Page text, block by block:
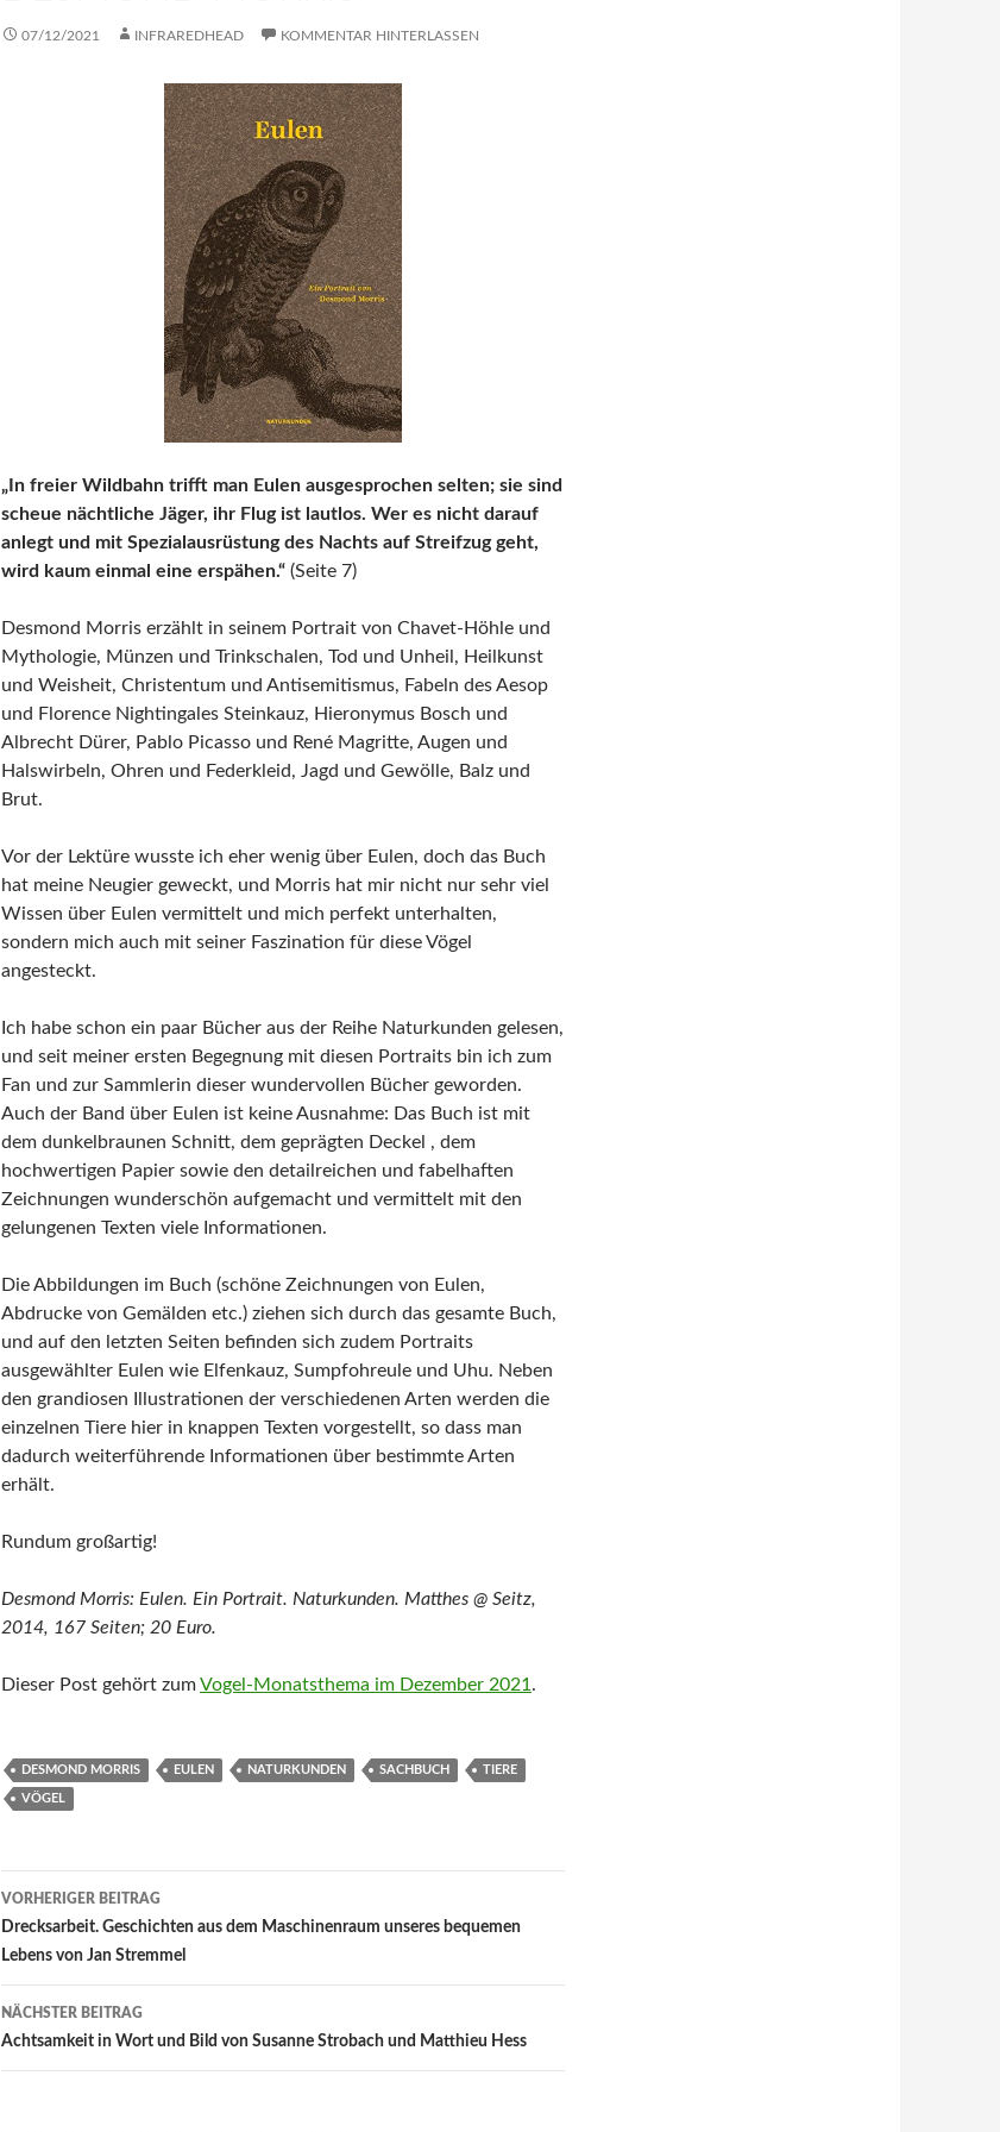
07/12/2021 INFRAREDHEAD KOMMENTAR HINTERLASSEN
„In freier Wildbahn trifft man Eulen ausgesprochen selten; sie sind
scheue nächtliche Jäger, ihr Flug ist lautlos. Wer es nicht darauf
anlegt und mit Spezialausrüstung des Nachts auf Streifzug geht,
wird kaum einmal eine erspähen.“ (Seite 7)
Desmond Morris erzählt in seinem Portrait von Chavet-Höhle und
Mythologie, Münzen und Trinkschalen, Tod und Unheil, Heilkunst
und Weisheit, Christentum und Antisemitismus, Fabeln des Aesop
und Florence Nightingales Steinkauz, Hieronymus Bosch und
Albrecht Dürer, Pablo Picasso und René Magritte, Augen und
Halswirbeln, Ohren und Federkleid, Jagd und Gewölle, Balz und
Brut.
Vor der Lektüre wusste ich eher wenig über Eulen, doch das Buch
hat meine Neugier geweckt, und Morris hat mir nicht nur sehr viel
Wissen über Eulen vermittelt und mich perfekt unterhalten,
sondern mich auch mit seiner Faszination für diese Vögel
angesteckt.
Ich habe schon ein paar Bücher aus der Reihe Naturkunden gelesen,
und seit meiner ersten Begegnung mit diesen Portraits bin ich zum
Fan und zur Sammlerin dieser wundervollen Bücher geworden.
Auch der Band über Eulen ist keine Ausnahme: Das Buch ist mit
dem dunkelbraunen Schnitt, dem geprägten Deckel , dem
hochwertigen Papier sowie den detailreichen und fabelhaften
Zeichnungen wunderschön aufgemacht und vermittelt mit den
gelungenen Texten viele Informationen.
Die Abbildungen im Buch (schöne Zeichnungen von Eulen,
Abdrucke von Gemälden etc.) ziehen sich durch das gesamte Buch,
und auf den letzten Seiten befinden sich zudem Portraits
ausgewählter Eulen wie Elfenkauz, Sumpfohreule und Uhu. Neben
den grandiosen Illustrationen der verschiedenen Arten werden die
einzelnen Tiere hier in knappen Texten vorgestellt, so dass man
dadurch weiterführende Informationen über bestimmte Arten
erhält.
Rundum großartig!
Desmond Morris: Eulen. Ein Portrait. Naturkunden. Matthes @ Seitz,
2014, 167 Seiten; 20 Euro.
Dieser Post gehört zumVogel-Monatsthema im Dezember 2021 .
DESMOND MORRIS EULEN NATURKUNDEN SACHBUCH TIERE
VÖGEL
Beitragsnavigation
VORHERIGER BEITRAG
Drecksarbeit. Geschichten aus dem Maschinenraum unseres bequemen
Lebens von Jan Stremmel
NÄCHSTER BEITRAG
Achtsamkeit in Wort und Bild von Susanne Strobach und Matthieu Hess